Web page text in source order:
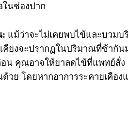
นช่องปาก
: แม้ว่าจะไม่เคยพบไข้และบวม
คียงจะปรากฏในปริมาณที่ซ้ากัน
น คุณอาจให้ยาลดไข้ที่แพทย์สั่
วย โดยหากอาการระคายเคือ